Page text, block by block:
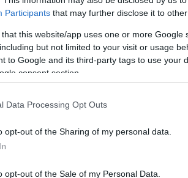
Participants that may further disclose it to
that this website/app uses one or more
but not limited to your visit or usage
to Google and its third-party tags to use your
consent section.
Data Processing Opt Outs
opt-out of the Sharing of my personal data.
opt-out of the Sale of my Personal Data.
Συρίγος,, καθηγητής Παθολογίας
Σχολής Αθηνών αναλύει στο
Ιατρικής στην Ογκολογία -
για ινδική μετάλλαξη:
σε τοπικά
11